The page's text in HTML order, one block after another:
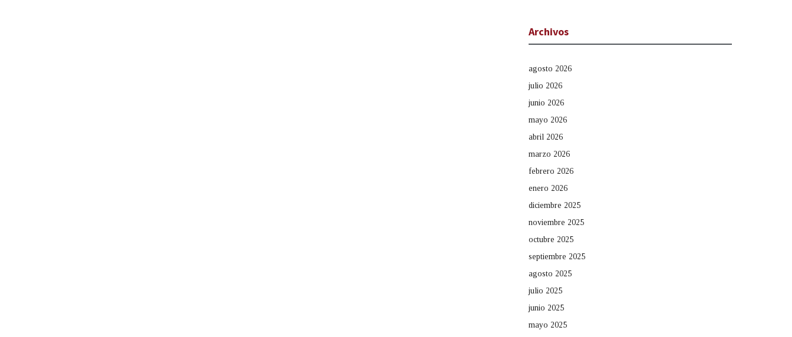
Archivos
agosto 2026
julio 2026
junio 2026
mayo 2026
abril 2026
marzo 2026
febrero 2026
enero 2026
diciembre 2025
noviembre 2025
octubre 2025
septiembre 2025
agosto 2025
julio 2025
junio 2025
mayo 2025